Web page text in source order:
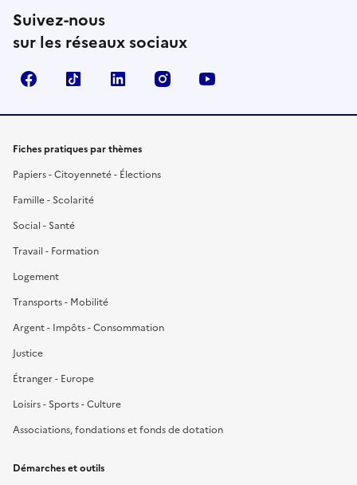
Suivez-nous
sur les réseaux sociaux
FacebookTikTok LinkedIn Instagram
Fiches pratiques par thèmes
Papiers - Citoyenneté - Élections
Famille - Scolarité
Social - Santé
Travail - Formation
Logement
Transports - Mobilité
Argent - Impôts - Consommation
Justice
Étranger - Europe
Loisirs - Sports - Culture
Associations, fondations et fonds de dotation
Démarches et outils